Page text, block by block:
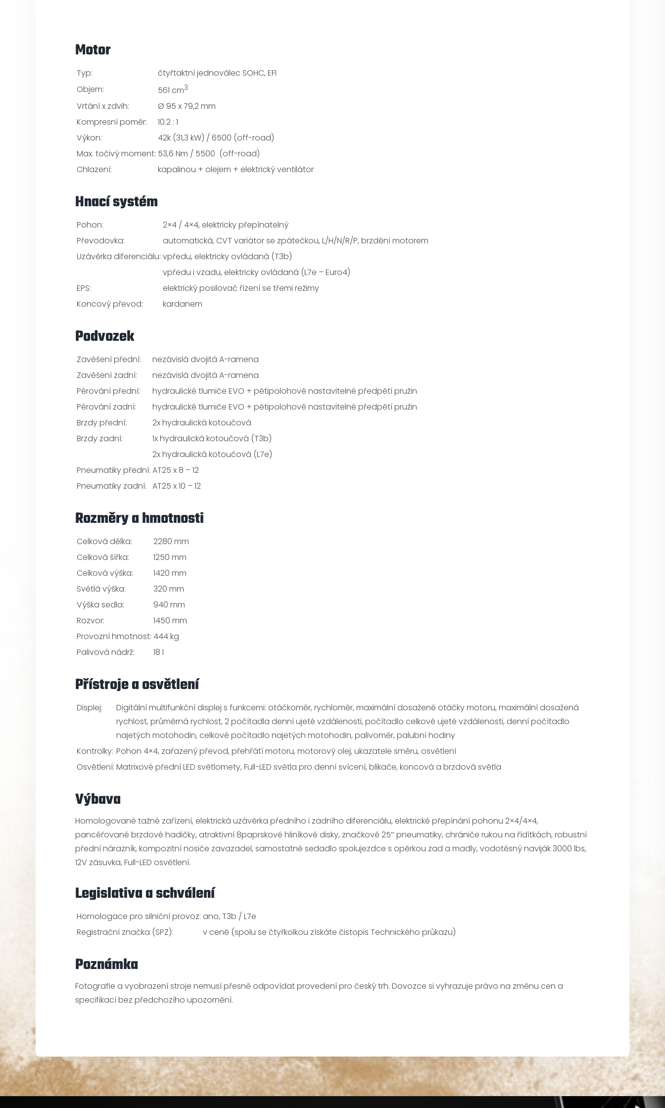
Motor
Typ:
čtyřtaktní jednoválec SOHC, EFI
Objem:
561 cm3
Vrtání x zdvih:
Ø 95 x 79,2 mm
Kompresní poměr:
10.2 : 1
Výkon:
42k (31,3 kW) / 6500 (off-road)
Max. točivý moment: 53,6 Nm / 5500 (off-road)
Chlazení:
kapalinou + olejem + elektrický ventilátor
Hnací systém
Pohon:
2×4 / 4×4, elektricky přepínatelný
Převodovka:
automatická, CVT variátor se zpátečkou, L/H/N/R/P, brzdění motorem
Uzávěrka diferenciálu: vpředu, elektricky ovládaná (T3b)
vpředu i vzadu, elektricky ovládaná (L7e – Euro4)
EPS:
elektrický posilovač řízení se třemi režimy
Koncový převod:
kardanem
Podvozek
Zavěšení přední:
nezávislá dvojitá A-ramena
Zavěšení zadní:
nezávislá dvojitá A-ramena
Pérování přední:
hydraulické tlumiče EVO + pětipolohově nastavitelné předpětí pružin
Pérování zadní:
hydraulické tlumiče EVO + pětipolohově nastavitelné předpětí pružin
Brzdy přední:
2x hydraulická kotoučová
Brzdy zadní:
1x hydraulická kotoučová (T3b)
2x hydraulická kotoučová (L7e)
Pneumatiky přední: AT25 x 8 – 12
Pneumatiky zadní: AT25 x 10 – 12
Rozměry a hmotnosti
Celková délka:
2280 mm
Celková šířka:
1250 mm
Celková výška:
1420 mm
Světlá výška:
320 mm
Výška sedla:
940 mm
Rozvor:
1450 mm
Provozní hmotnost: 444 kg
Palivová nádrž:
18 l
Přístroje a osvětlení
Displej:
Digitální multifunkční displej s funkcemi: otáčkoměr, rychloměr, maximální dosažené otáčky motoru, maximální dosažená
rychlost, průměrná rychlost, 2 počítadla denní ujeté vzdálenosti, počítadlo celkově ujeté vzdálenosti, denní počítadlo
najetých motohodin, celkové počítadlo najetých motohodin, palivoměr, palubní hodiny
Kontrolky: Pohon 4×4, zařazený převod, přehřátí motoru, motorový olej, ukazatele směru, osvětlení
Osvětlení: Matrixové přední LED světlomety, Full-LED světla pro denní svícení, blikače, koncová a brzdová světla
Výbava
Homologované tažné zařízení, elektrická uzávěrka předního i zadního diferenciálu, elektrické přepínání pohonu 2×4/4×4,
pancéřované brzdové hadičky, atraktivní 8paprskové hliníkové disky, značkové 25″ pneumatiky, chrániče rukou na řídítkách, robustní
přední nárazník, kompozitní nosiče zavazadel, samostatné sedadlo spolujezdce s opěrkou zad a madly, vodotěsný naviják 3000 lbs,
12V zásuvka, Full-LED osvětlení.
Legislativa a schválení
Homologace pro silniční provoz: ano, T3b / L7e
Registrační značka (SPZ):
v ceně (spolu se čtyřkolkou získáte čistopis Technického průkazu)
Poznámka
Fotografie a vyobrazení stroje nemusí přesně odpovídat provedení pro český trh. Dovozce si vyhrazuje právo na změnu cen a
specifikací bez předchozího upozornění.